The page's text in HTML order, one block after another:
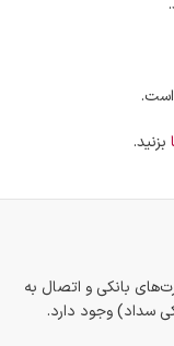
بزنید.
بانکی و اتصال به
سداد) وجود دارد.